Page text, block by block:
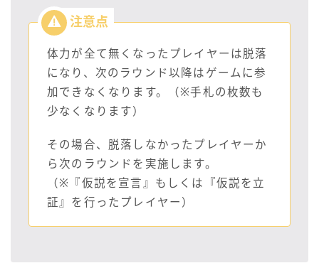
体力が全て無くなったプレイヤーは脱落
になり、次のラウンド以降はゲームに参
加できなくなります。（※手札の枚数も
少なくなります）
その場合、脱落しなかったプレイヤーか
ら次のラウンドを実施します。
（※『仮説を宣言』もしくは『仮説を立
証』を行ったプレイヤー）